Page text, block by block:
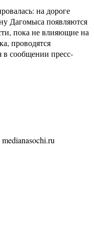
на дороге
Дагомыса появляются
пока не влияющие на
проводятся
в сообщении пресс-